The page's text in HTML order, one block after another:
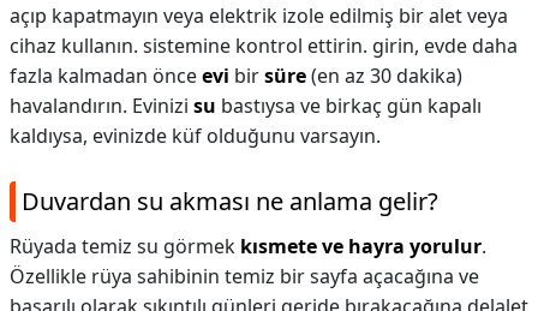
açıp kapatmayın veya elektrik izole edilmiş bir alet veya
cihaz kullanın. sistemine kontrol ettirin. girin, evde daha
fazla kalmadan önceevi birsüre(en az 30 dakika)
havalandırın. Evinizi su bastıysa ve birkaç gün kapalı
kaldıysa, evinizde küf olduğunu varsayın.
Duvardan su akması ne anlama gelir?
Rüyada temiz su görmek kısmete ve hayra yorulur.
Özellikle rüya sahibinin temiz bir sayfa açacağına ve